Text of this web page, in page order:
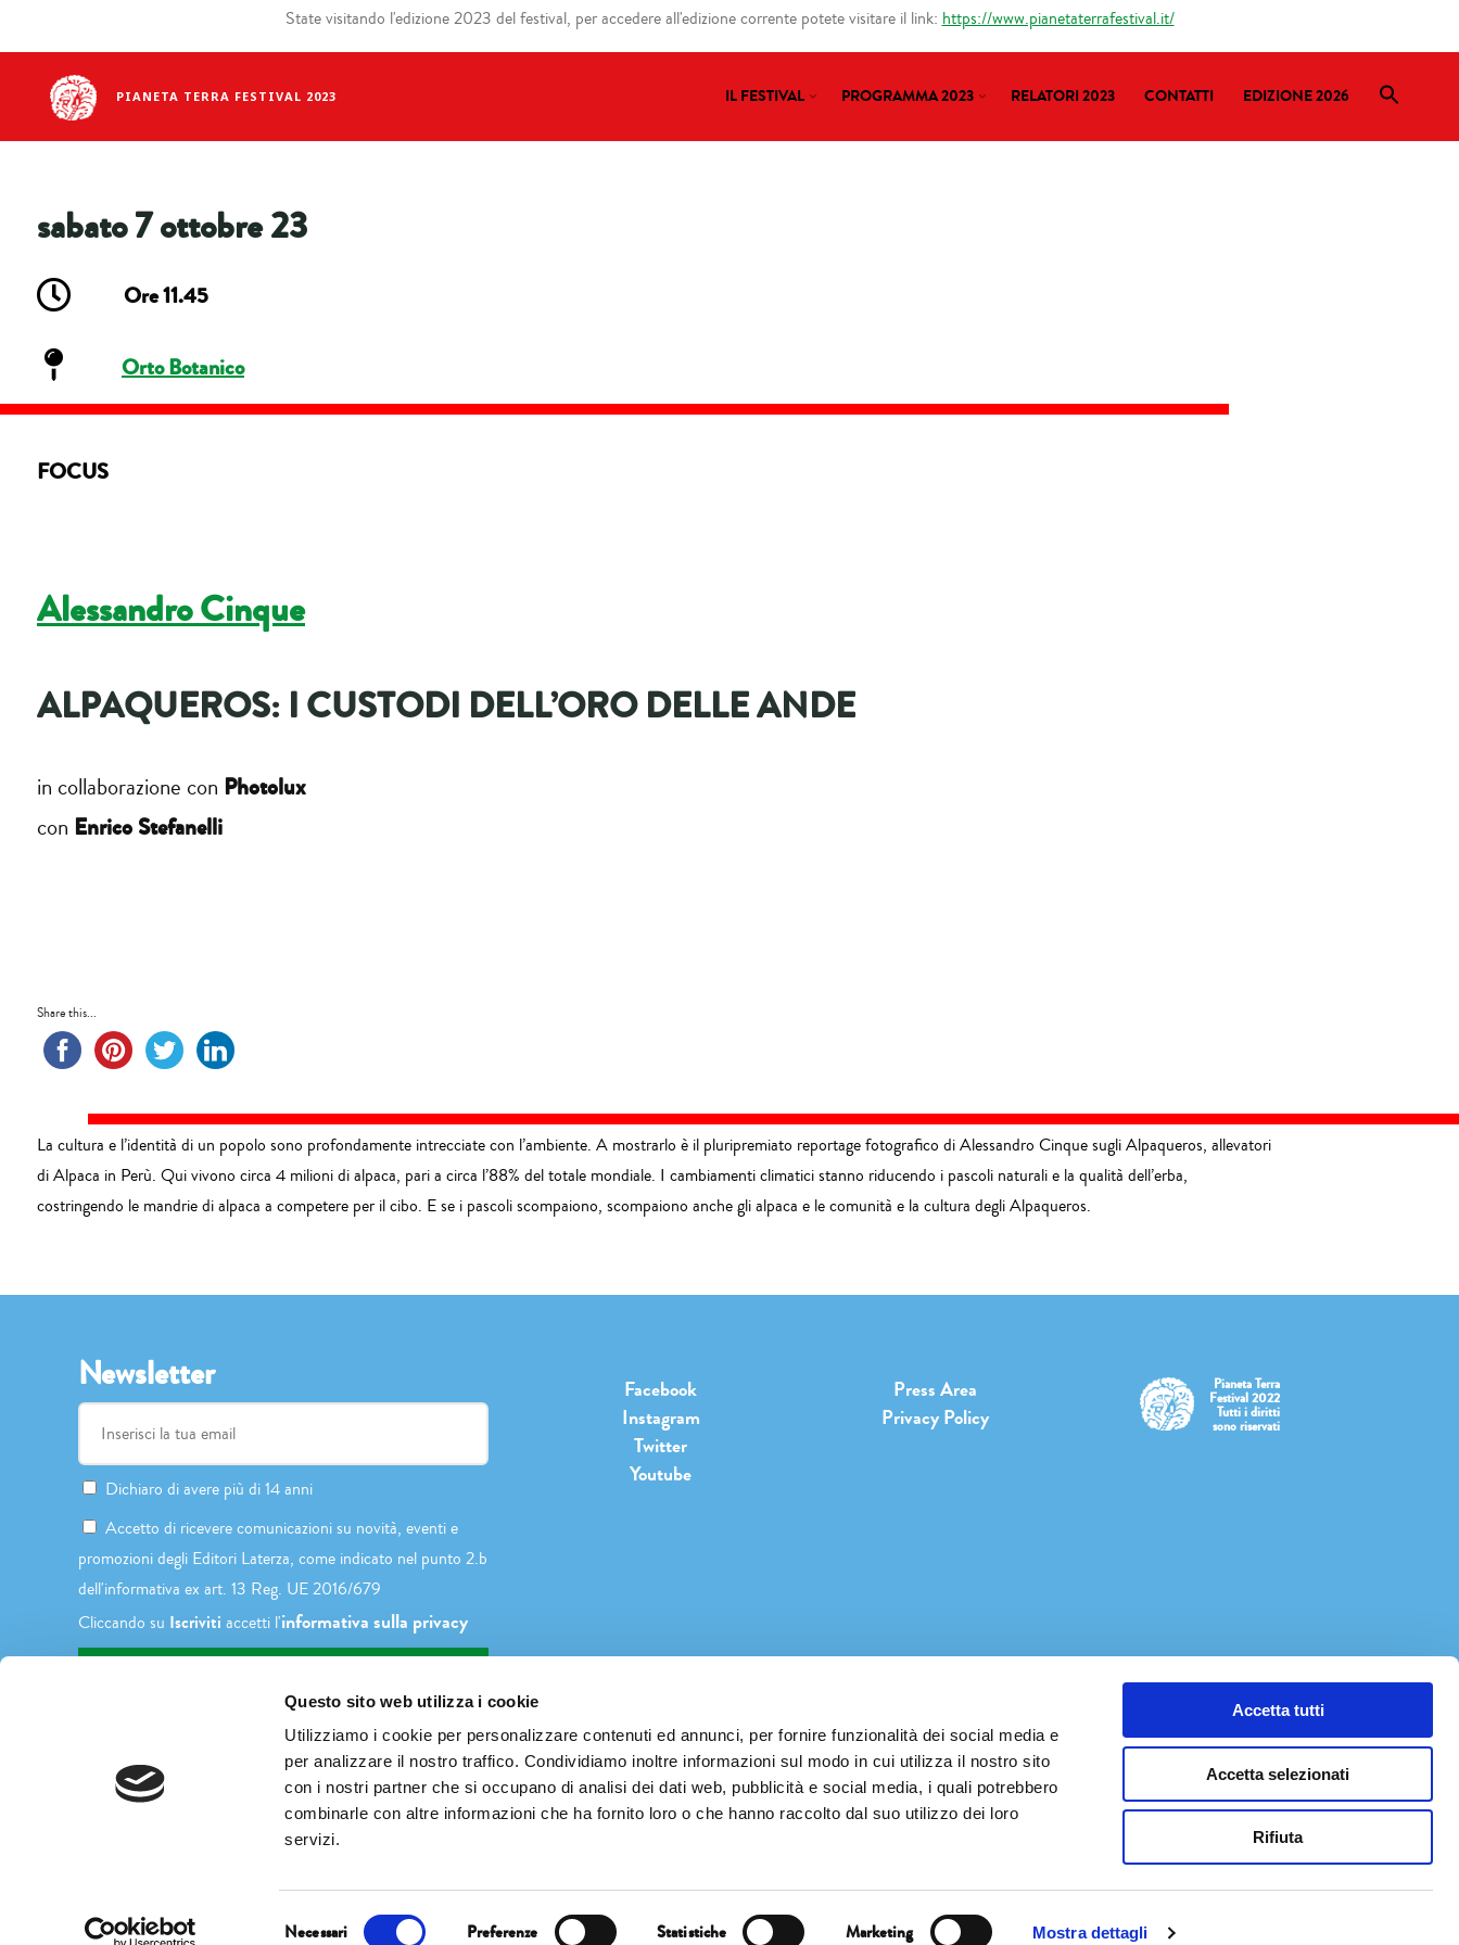
Questo sito web utilizza i cookie
Utilizziamo i cookie per personalizzare contenuti ed annunci, per fornire funzionalità dei social media e
per analizzare il nostro traffico. Condividiamo inoltre informazioni sul modo in cui utilizza il nostro sito
con i nostri partner che si occupano di analisi dei dati web, pubblicità e social media, i quali potrebbero
combinarle con altre informazioni che ha fornito loro o che hanno raccolto dal suo utilizzo dei loro
servizi.
Necessari Preferenze Statistiche Marketing Mostra dettagli
Accetta tutti
Accetta selezionati
Rifiuta
PIANETA TERRA FESTIVAL 2023 IL FESTIVAL PROGRAMMA 2023 RELATORI 2023 CONTATTI EDIZIONE 2026
State visitando l'edizione 2023 del festival, per accedere all'edizione corrente potete visitare il link: https://www.pianetaterrafestival.it/
sabato 7 ottobre 23
Ore 11.45
Orto Botanico
FOCUS
Alessandro Cinque
ALPAQUEROS: I CUSTODI DELL’ORO DELLE ANDE
in collaborazione con Photolux
con Enrico Stefanelli
Share this...
La cultura e l’identità di un popolo sono profondamente intrecciate con l’ambiente. A mostrarlo è il pluripremiato reportage fotografico di Alessandro Cinque sugli Alpaqueros, allevatori
di Alpaca in Perù. Qui vivono circa 4 milioni di alpaca, pari a circa l’88% del totale mondiale. I cambiamenti climatici stanno riducendo i pascoli naturali e la qualità dell’erba,
costringendo le mandrie di alpaca a competere per il cibo. E se i pascoli scompaiono, scompaiono anche gli alpaca e le comunità e la cultura degli Alpaqueros.
Newsletter
Dichiaro di avere più di 14 anni
Accetto di ricevere comunicazioni su novità, eventi e
promozioni degli Editori Laterza, come indicato nel punto 2.b
dell'informativa ex art. 13 Reg. UE 2016/679
Cliccando su Iscriviti accetti l'informativa sulla privacy
Facebook
Instagram
Twitter
Youtube
Press Area
Privacy Policy
Pianeta Terra
Festival 2022
Tutti i diritti
sono riservati
INFO@PIANETATERRAFESTIVAL.IT
↓ Pianeta Terra Festival 2023 special thanks ↓